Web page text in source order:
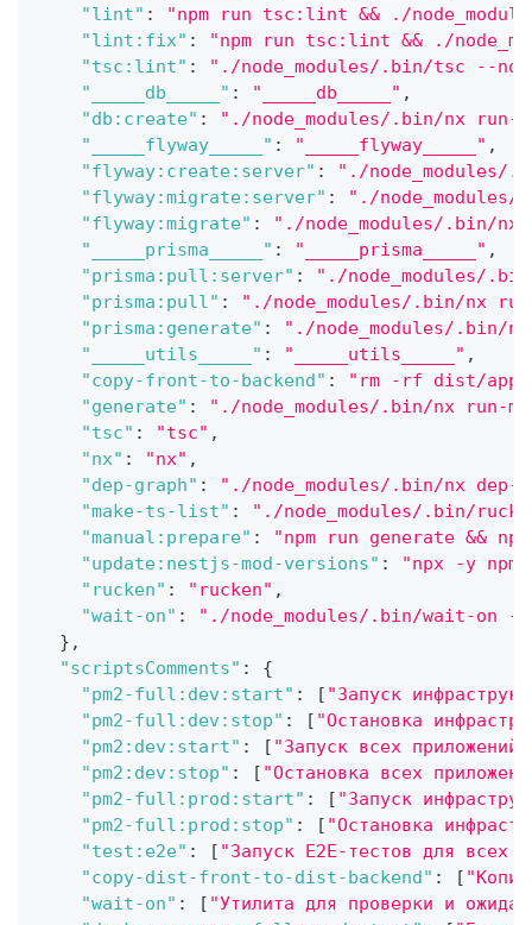
"lint" :
"npm run tsc:lint && ./
"lint:fix" :
"npm run tsc:lint && ./
"tsc:lint" :
"./node_modules/.bin/tsc --
"_____db_____" : "_____db_____" ,
"db:create" :
"./node_modules/.bin/nx run-
"_____flyway_____" : "_____flyway_____" ,
"flyway:create:server" :
"./node_modules/
"flyway:migrate:server" :
"./
"flyway:migrate" :
"./node_modules/.bin/
"_____prisma_____" : "_____prisma_____" ,
"prisma:pull:server" :
"./node_modules/
"prisma:pull" :
"./node_modules/.bin/nx
"prisma:generate" :
"./node_modules/.bin/
"_____utils_____" : "_____utils_____" ,
"copy-front-to-backend" :
"rm -rf dist/
"generate" :
"./node_modules/.bin/nx run-
"tsc" : "tsc" ,
"nx" : "nx" ,
"dep-graph" :
"./node_modules/.bin/nx dep-
"make-ts-list" :
"./node_modules/.bin/
"manual:prepare" :
"npm run generate &&
"update:nestjs-mod-versions" :
"npx -y
"rucken" : "rucken" ,
"wait-on" :
"./node_modules/.bin/wait-on
} ,
"scriptsComments" :
{
"pm2-full:dev:start" : [ "Запуск
"pm2-full:dev:stop" : [ "Остановка
"pm2:dev:start" : [ "Запуск всех
"pm2:dev:stop" : [ "Остановка всех
"pm2-full:prod:start" : [ "Запуск
"pm2-full:prod:stop" : [ "Остановка
"test:e2e" : [ "Запуск E2E-тестов для всех
"copy-dist-front-to-dist-backend" : [
"wait-on" : [ "Утилита для проверки и